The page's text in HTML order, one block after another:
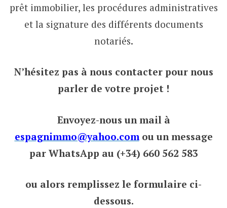
prêt immobilier, les procédures administratives
et la signature des différents documents
notariés.
N’hésitez pas à nous contacter pour nous
parler de votre projet !
Envoyez-nous un mail à
espagnimmo@yahoo.com ou un message
par WhatsApp au (+34) 660 562 583
ou alors remplissez le formulaire ci-
dessous.